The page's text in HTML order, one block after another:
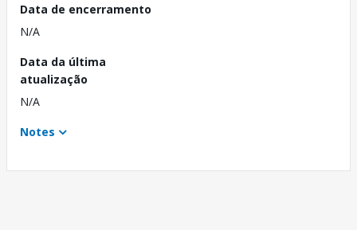
Data de encerramento
N/A
Data da última
atualização
N/A
Notes